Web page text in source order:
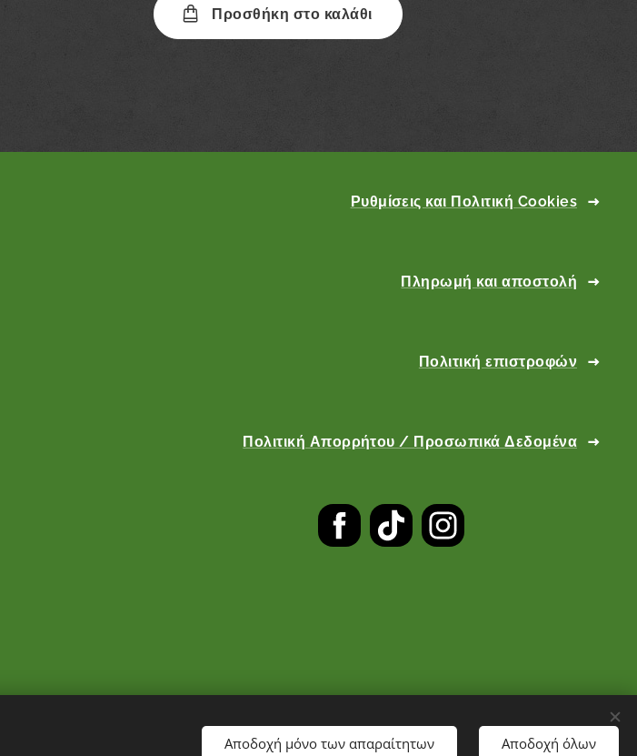
Προσθήκη στο καλάθι
Ρυθμίσεις και Πολιτική Cookies
Πληρωμή και αποστολή
Πολιτική επιστροφών
Πολιτική Απορρήτου / Προσωπικά Δεδομένα
Αποδοχή μόνο των απαραίτητων Αποδοχή όλων